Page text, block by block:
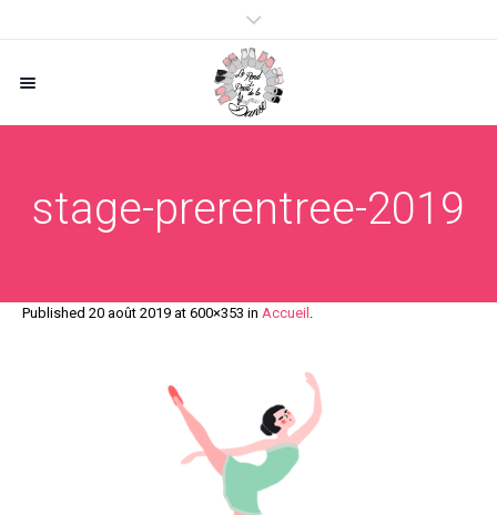
stage-prerentree-2019
Published 20 août 2019 at 600×353 in Accueil .